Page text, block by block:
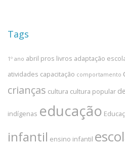
Tags
1º ano abril pros livros adaptação
atividades capacitação comportamento
crianças cultura cultura popular
indígenas educação
infantil ensino infantil